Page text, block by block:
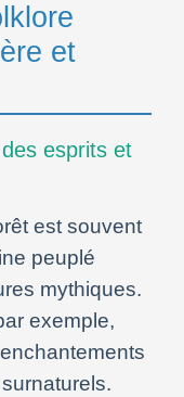
et
esprits et
est souvent
peuplé
mythiques.
exemple,